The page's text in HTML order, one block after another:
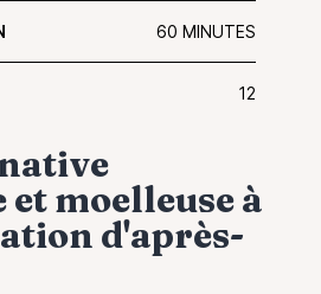
60 MINUTES
12
et moelleuse à
d'après-